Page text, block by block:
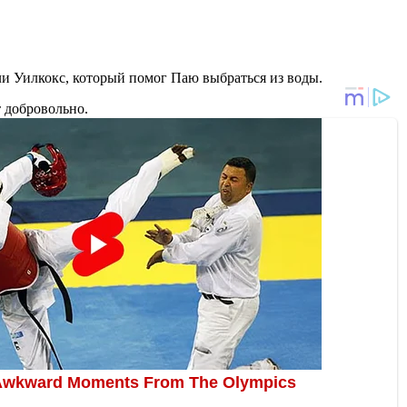
Уилкокс, который помог Паю выбраться из воды.